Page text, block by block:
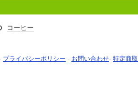
コーヒー
プライバシーポリシー - お問い合わせ- 特定商